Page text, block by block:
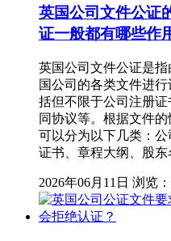
英国公司文件公证
证一般都有哪些作
英国公司文件公证是
国公司的各类文件进
括但不限于公司注册
同协议等。根据文件
可以分为以下几类：
证书、章程大纲、股东
2026年06月11日 浏览